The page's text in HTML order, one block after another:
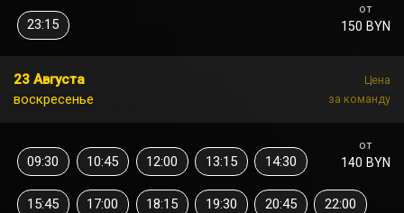
от
150 BYN
23:15
23 Августа
воскресенье
Цена
за команду
от
140 BYN
09:30 10:45 12:00 13:15 14:30
15:45 17:00 18:15 19:30 20:45 22:00